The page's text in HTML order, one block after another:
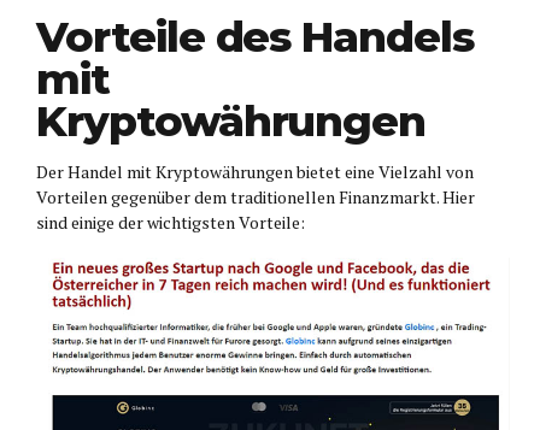
Vorteile des Handels
mit
Kryptowährungen
Der Handel mit Kryptowährungen bietet eine Vielzahl von
Vorteilen gegenüber dem traditionellen Finanzmarkt. Hier
sind einige der wichtigsten Vorteile: